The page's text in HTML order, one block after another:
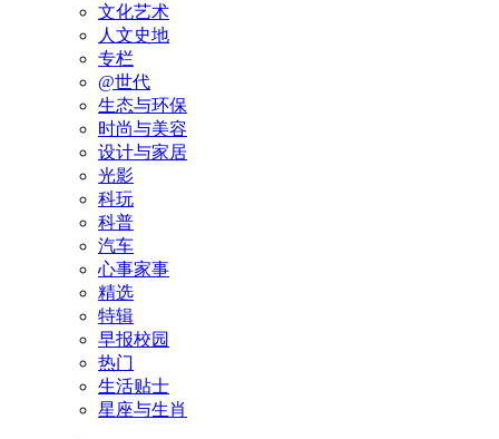
文化艺术
人文史地
专栏
@世代
生态与环保
时尚与美容
设计与家居
光影
科玩
科普
汽车
心事家事
精选
特辑
早报校园
热门
生活贴士
星座与生肖